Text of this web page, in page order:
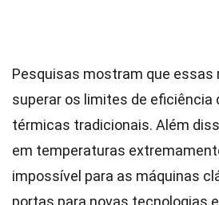
Pesquisas mostram que essas
superar os limites de eficiência
térmicas tradicionais. Além
em temperaturas
impossível para as máquinas
portas para novas tecnologias